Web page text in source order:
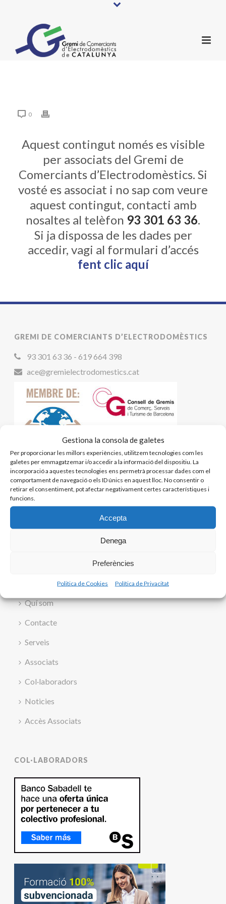
Gestiona la consola de galetes
Per proporcionar les millors experiències, utilitzem tecnologies com les
galetes per emmagatzemar i/o accedir a la informació del dispositiu. La
incorporació a aquestes tecnologies ens permetrà processar dades com el
comportament de navegació o els ID únics en aquest lloc. No consentir o
retirar el consentiment, pot afectar negativament certes característiques i
funcions.
Accepta
Denega
Preferències
Politica de Cookies Política de Privacitat
0
Aquest contingut només es visible
per associats del Gremi de
Comerciants d’Electrodomèstics. Si
vosté es associat i no sap com veure
aquest contingut, contacti amb
nosaltes al telèfon 93 301 63 36.
Si ja dispossa de les dades per
accedir, vagi al formulari d’accés
fent clic aquí
GREMI DE COMERCIANTS D’ELECTRODOMÈSTICS
93 301 63 36 - 619 664 398
ace@gremielectrodomestics.cat
Quí som
Contacte
Serveis
Associats
Col·laboradors
Noticies
Accès Associats
COL·LABORADORS